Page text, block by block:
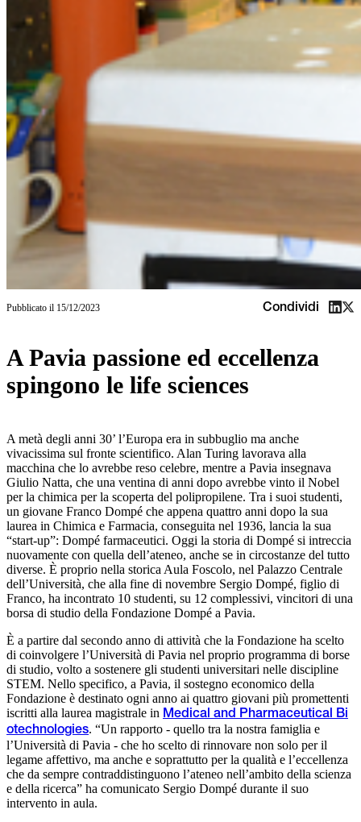
Pubblicato il 15/12/2023 Condividi
A Pavia passione ed eccellenza
spingono le life sciences
A metà degli anni 30’ l’Europa era in subbuglio ma anche
vivacissima sul fronte scientifico. Alan Turing lavorava alla
macchina che lo avrebbe reso celebre, mentre a Pavia insegnava
Giulio Natta, che una ventina di anni dopo avrebbe vinto il Nobel
per la chimica per la scoperta del polipropilene. Tra i suoi studenti,
un giovane Franco Dompé che appena quattro anni dopo la sua
laurea in Chimica e Farmacia, conseguita nel 1936, lancia la sua
“start-up”: Dompé farmaceutici. Oggi la storia di Dompé si intreccia
nuovamente con quella dell’ateneo, anche se in circostanze del tutto
diverse. È proprio nella storica Aula Foscolo, nel Palazzo Centrale
dell’Università, che alla fine di novembre Sergio Dompé, figlio di
Franco, ha incontrato 10 studenti, su 12 complessivi, vincitori di una
borsa di studio della Fondazione Dompé a Pavia.
È a partire dal secondo anno di attività che la Fondazione ha scelto
di coinvolgere l’Università di Pavia nel proprio programma di borse
di studio, volto a sostenere gli studenti universitari nelle discipline
STEM. Nello specifico, a Pavia, il sostegno economico della
Fondazione è destinato ogni anno ai quattro giovani più promettenti
iscritti alla laurea magistrale in Medical and Pharmaceutical Bi
otechnologies. “Un rapporto - quello tra la nostra famiglia e
l’Università di Pavia - che ho scelto di rinnovare non solo per il
legame affettivo, ma anche e soprattutto per la qualità e l’eccellenza
che da sempre contraddistinguono l’ateneo nell’ambito della scienza
e della ricerca” ha comunicato Sergio Dompé durante il suo
intervento in aula.